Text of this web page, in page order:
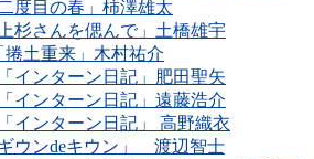
度目の春」柿澤雄太
杉さんを偲んで」土橋雄宇
捲土重来」木村祐介
インターン日記」肥田聖矢
インターン日記」遠藤浩介
インターン日記」 高野織衣
ウンdeキウン」 渡辺智士